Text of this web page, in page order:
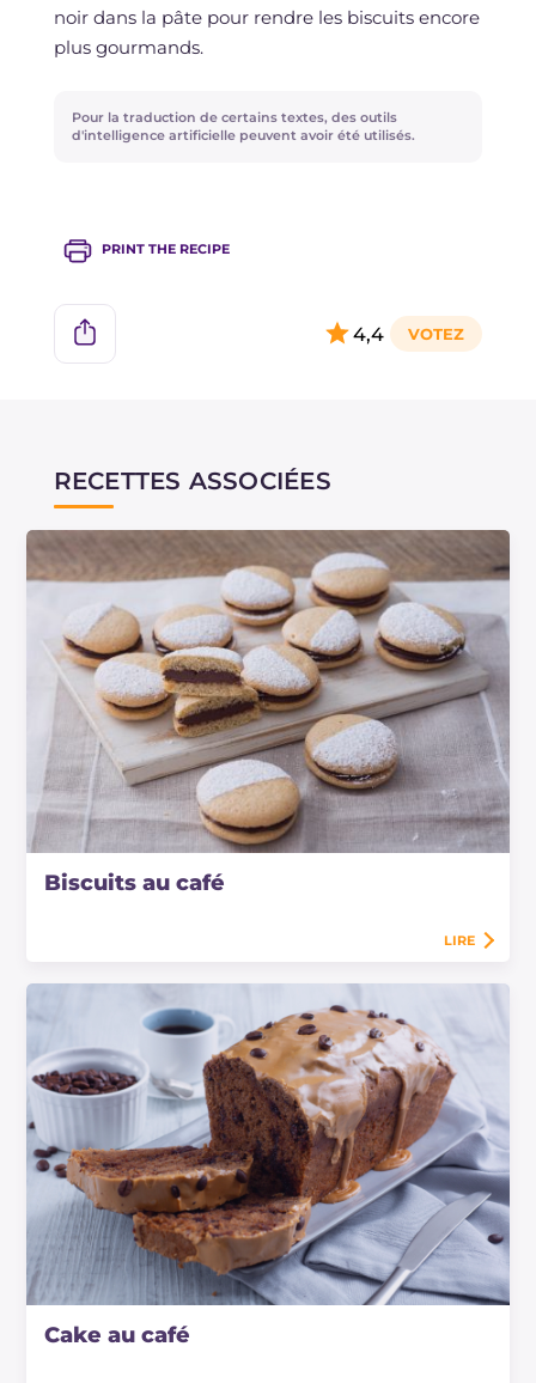
noir dans la pâte pour rendre les biscuits encore
plus gourmands.
Pour la traduction de certains textes, des outils
d'intelligence artificielle peuvent avoir été utilisés.
PRINT THE RECIPE
4,4
RECETTES ASSOCIÉES
Biscuits au café
LIRE
Cake au café